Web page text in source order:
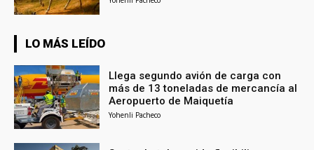
LO MÁS LEÍDO
Llega segundo avión de carga con
más de 13 toneladas de mercancía al
Aeropuerto de Maiquetía
Yohenli Pacheco